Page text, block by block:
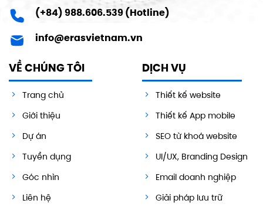
(+84) 988.606.539 (Hotline)
info@erasvietnam.vn
VỀ CHÚNG TÔI
Trang chủ
Giới thiệu
Dự án
Tuyển dụng
Góc nhìn
Liên hệ
DỊCH VỤ
Thiết kế website
Thiết kế App mobile
SEO từ khoá website
UI/UX, Branding Design
Email doanh nghiệp
Giải pháp lưu trữ